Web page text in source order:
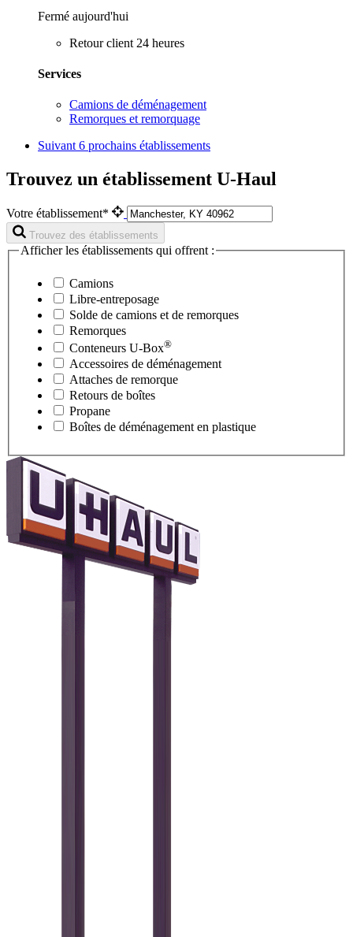
Fermé aujourd'hui
Retour client 24 heures
Services
Camions de déménagement
Remorques et remorquage
Suivant 6 prochains établissements
Trouvez un établissement U-Haul
Votre établissement*
Trouvez des établissements
Afficher les établissements qui offrent :
Camions
Libre-entreposage
Solde de camions et de remorques
Remorques
Conteneurs U-Box®
Accessoires de déménagement
Attaches de remorque
Retours de boîtes
Propane
Boîtes de déménagement en plastique